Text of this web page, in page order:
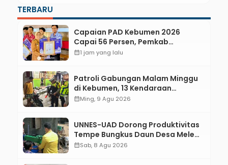
TERBARU
Capaian PAD Kebumen 2026
Capai 56 Persen, Pemkab
Optimalkan Pajak dan Transaksi
calendar_month1 jam yang lalu
Patroli Gabungan Malam Minggu
di Kebumen, 13 Kendaraan
Terjaring Razia Knalpot Brong
calendar_monthMing, 9 Agu 2026
UNNES-UAD Dorong Produktivitas
Tempe Bungkus Daun Desa Meles,
Bantu Mesin dan Pendampingan
calendar_monthSab, 8 Agu 2026